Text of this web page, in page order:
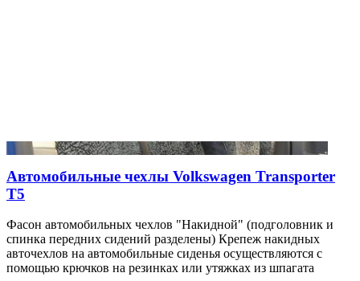
Автомобильные чехлы Volkswagen Transporter
T5
Фасон автомобильных чехлов "Накидной" (подголовник и
спинка передних сидений разделены) Крепеж накидных
авточехлов на автомобильные сиденья осуществляются с
помощью крючков на резинках или утяжках из шпагата